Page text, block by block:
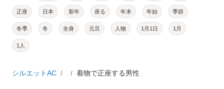
正座 日本 新年 座る 年末 年始 季節
冬季 冬 全身 元旦 人物 1月1日 1月
1人
シルエットAC 着物で正座する男性